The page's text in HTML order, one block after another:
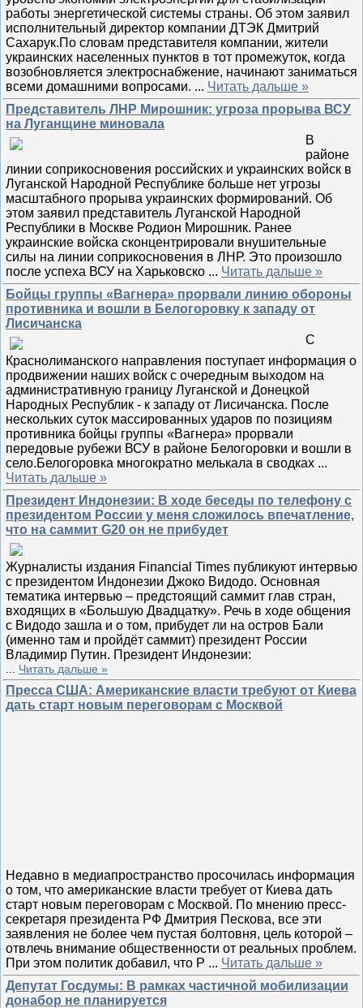
работы энергетической системы страны. Об этом заявил
исполнительный директор компании ДТЭК Дмитрий
Сахарук.По словам представителя компании, жители
украинских населенных пунктов в тот промежуток, когда
возобновляется электроснабжение, начинают заниматься
всеми домашними вопросами. ... Читать дальше »
Представитель ЛНР Мирошник: угроза прорыва ВСУ
на Луганщине миновала
В
районе
линии соприкосновения российских и украинских войск в
Луганской Народной Республике больше нет угрозы
масштабного прорыва украинских формирований. Об
этом заявил представитель Луганской Народной
Республики в Москве Родион Мирошник. Ранее
украинские войска сконцентрировали внушительные
силы на линии соприкосновения в ЛНР. Это произошло
после успеха ВСУ на Харьковско ... Читать дальше »
Бойцы группы «Вагнера» прорвали линию обороны
противника и вошли в Белогоровку к западу от
Лисичанска
С
Краснолиманского направления поступает информация о
продвижении наших войск с очередным выходом на
административную границу Луганской и Донецкой
Народных Республик - к западу от Лисичанска. После
нескольких суток массированных ударов по позициям
противника бойцы группы «Вагнера» прорвали
передовые рубежи ВСУ в районе Белогоровки и вошли в
село.Белогоровка многократно мелькала в сводках ...
Читать дальше »
Президент Индонезии: В ходе беседы по телефону с
президентом России у меня сложилось впечатление,
что на саммит G20 он не прибудет
Журналисты издания Financial Times публикуют интервью
с президентом Индонезии Джоко Видодо. Основная
тематика интервью – предстоящий саммит глав стран,
входящих в «Большую Двадцатку». Речь в ходе общения
с Видодо зашла и о том, прибудет ли на остров Бали
(именно там и пройдёт саммит) президент России
Владимир Путин. Президент Индонезии:
Читать дальше »
Пресса США: Американские власти требуют от Киева
дать старт новым переговорам с Москвой
Недавно в медиапространство просочилась информация
о том, что американские власти требует от Киева дать
старт новым переговорам с Москвой. По мнению пресс-
секретаря президента РФ Дмитрия Пескова, все эти
заявления не более чем пустая болтовня, цель которой –
отвлечь внимание общественности от реальных проблем.
При этом политик добавил, что Р ... Читать дальше »
Депутат Госдумы: В рамках частичной мобилизации
донабор не планируется